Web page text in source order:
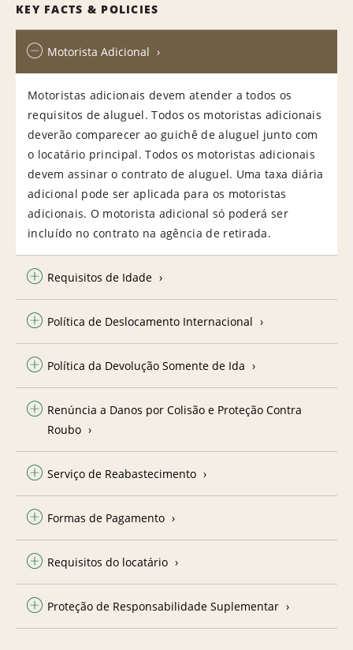
KEY FACTS & POLICIES
Motorista Adicional
Motoristas adicionais devem atender a todos os
requisitos de aluguel. Todos os motoristas adicionais
deverão comparecer ao guichê de aluguel junto com
o locatário principal. Todos os motoristas adicionais
devem assinar o contrato de aluguel. Uma taxa diária
adicional pode ser aplicada para os motoristas
adicionais. O motorista adicional só poderá ser
incluído no contrato na agência de retirada.
Requisitos de Idade
Política de Deslocamento Internacional
Política da Devolução Somente de Ida
Renúncia a Danos por Colisão e Proteção Contra
Roubo
Serviço de Reabastecimento
Formas de Pagamento
Requisitos do locatário
Proteção de Responsabilidade Suplementar